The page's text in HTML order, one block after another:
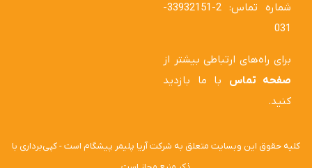
شماره تماس: 2-33932151-
031
برای راه‌های ارتباطی بیشتر از
صفحه تماس با ما بازدید
کنید.
کلیه حقوق این وبسایت متعلق به شرکت آریا پلیمر پیشگام است - کپی‌برداری با